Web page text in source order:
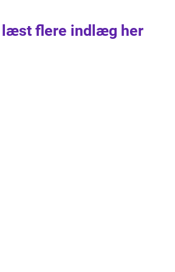
læst flere indlæg her